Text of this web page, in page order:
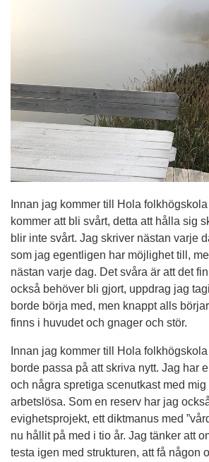
Innan jag kommer till Hola
kommer att bli svårt, detta att hålla sig
blir inte svårt. Jag skriver nästan varje
som jag egentligen har möjlighet till,
nästan varje dag. Det svåra är att det
också behöver bli gjort, uppdrag jag
borde börja med, men knappt alls
finns i huvudet och gnager och stör.
Innan jag kommer till Hola
borde passa på att skriva nytt. Jag har
och några spretiga scenutkast med
arbetslösa. Som en reserv har jag
evighetsprojekt, ett diktmanus med
nu hållit på med i tio år. Jag tänker att
testa igen med strukturen, att få någon